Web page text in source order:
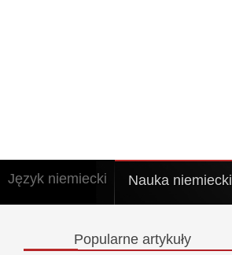
Język niemiecki Nauka niemiecki
Popularneartykuły